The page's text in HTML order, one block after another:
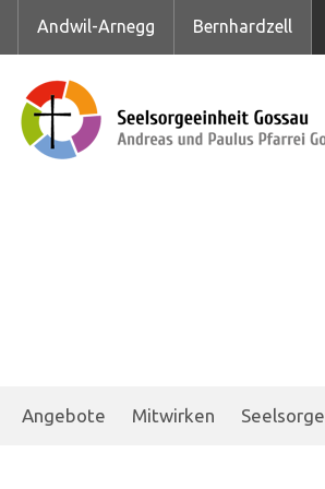
Andwil-Arnegg Bernhardzell
Angebote Mitwirken Seelsorge